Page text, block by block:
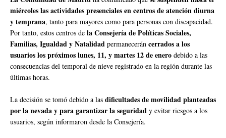
miércoles las actividades presenciales en centros de atención diurna
y temprana, tanto para mayores como para personas con discapacidad.
Por tanto, estos centros de la Consejería de Políticas Sociales,
Familias, Igualdad y Natalidad permanecerán cerrados a los
usuarios los próximos lunes, 11, y martes 12 de enero debido a las
consecuencias del temporal de nieve registrado en la región durante las
últimas horas.
La decisión se tomó debido a las dificultades de movilidad planteadas
por la nevada y para garantizar la seguridad y evitar riesgos a los
usuarios, según informaron desde la Consejería.